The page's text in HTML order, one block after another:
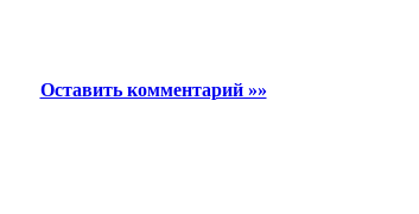
Оставить комментарий »»